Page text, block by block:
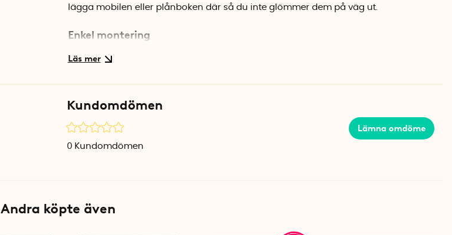
lägga mobilen eller plånboken där så du inte glömmer dem på väg ut.
Enkel montering
Specifikationer
Mått: 27 x 6 x 12 cm
Material: Kromad metall
Antal krokar: 6
Kundomdömen
Lämna omdöme
0 Kundomdömen
Andra köpte även